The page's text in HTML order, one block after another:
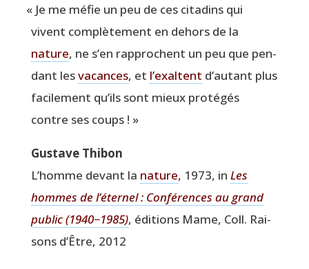
« Je me méfie un peu de ces cita­dins qui
vivent com­plè­te­ment en dehors de la
nature, ne s’en rap­prochent un peu que pen­
dant lesvacances, et l’exaltent d’au­tant plus
faci­le­ment qu’ils sont mieux pro­té­gés
contre ses coups ! »
Gus­tave Thibon
L’homme devant la nature, 1973, in Les
hommes de l’é­ter­nel : Confé­rences au grand
public (1940−1985), édi­tions Mame, Coll. Rai­
sons d’Être, 2012